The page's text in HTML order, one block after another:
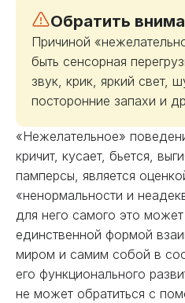
Обратить
Причиной
быть сенсорная
звук, крик, яркий свет,
посторонние запахи и
«Нежелательное»
кричит, кусает, бьется,
памперсы, является
«ненормальности и
для него самого это
единственной формой
миром и самим собой в
его функционального
не может обратиться с